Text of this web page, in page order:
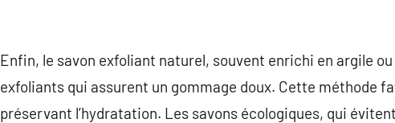
Enfin, le savon exfoliant naturel, souvent enrichi en argile ou
exfoliants qui assurent un gommage doux. Cette méthode
préservant l’hydratation. Les savons écologiques, qui